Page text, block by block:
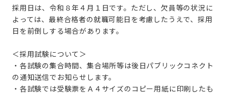
採用日は、令和８年４月１日です。ただし、欠員等の状況に
よっては、最終合格者の就職可能日を考慮したうえで、採用
日を前倒しする場合があります。
＜採用試験について＞
・各試験の集合時間、集合場所等は後日パブリックコネクト
の通知送信でお知らせします。
・各試験では受験票をＡ４サイズのコピー用紙に印刷したも